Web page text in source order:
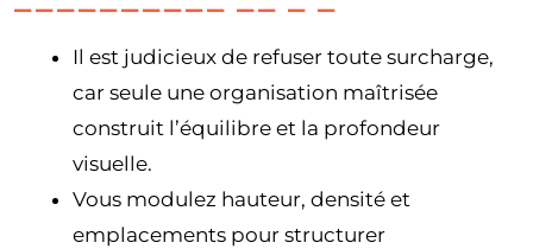
Il est judicieux de refuser toute surcharge,
car seule une organisation maîtrisée
construit l’équilibre et la profondeur
visuelle.
Vous modulez hauteur, densité et
emplacements pour structurer